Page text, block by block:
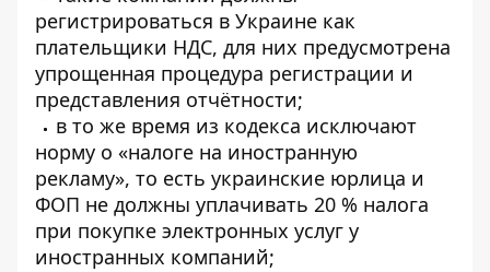
регистрироваться в Украине как
плательщики НДС, для них предусмотрена
упрощенная процедура регистрации и
представления отчётности;
в то же время из кодекса исключают
норму о «налоге на иностранную
рекламу», то есть украинские юрлица и
ФОП не должны уплачивать 20 % налога
при покупке электронных услуг у
иностранных компаний;